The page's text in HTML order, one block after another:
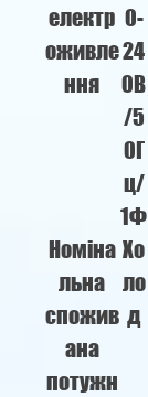
електр
оживле
ння
0-
24
0В
/5
0Г
ц/
1Ф
Номіна
льна
спожив
ана
потужн
Хо
ло
д